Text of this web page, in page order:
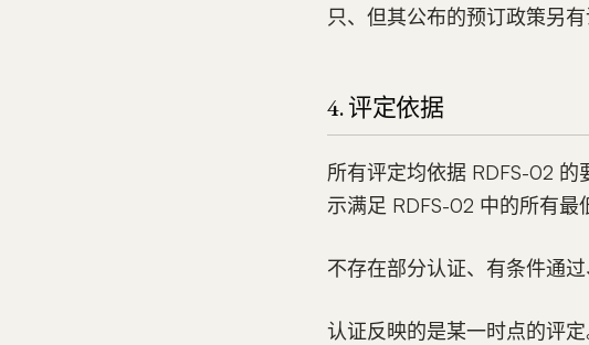
只、但其公布的预订政策另
4. 评定依据
所有评定均依据 RDFS-02 的
示满足 RDFS-02 中的所有最
不存在部分认证、有条件通
认证反映的是某一时点的评